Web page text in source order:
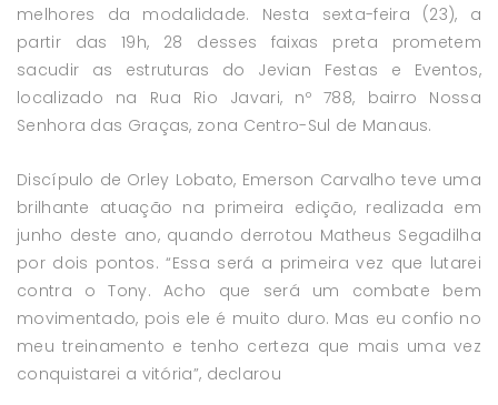
melhores da modalidade. Nesta sexta-feira (23), a
partir das 19h, 28 desses faixas preta prometem
sacudir as estruturas do Jevian Festas e Eventos,
localizado na Rua Rio Javari, nº 788, bairro Nossa
Senhora das Graças, zona Centro-Sul de Manaus.
Discípulo de Orley Lobato, Emerson Carvalho teve uma
brilhante atuação na primeira edição, realizada em
junho deste ano, quando derrotou Matheus Segadilha
por dois pontos. “Essa será a primeira vez que lutarei
contra o Tony. Acho que será um combate bem
movimentado, pois ele é muito duro. Mas eu confio no
meu treinamento e tenho certeza que mais uma vez
conquistarei a vitória”, declarou